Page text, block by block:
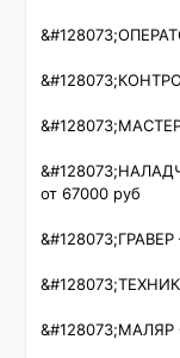
от 67000 руб